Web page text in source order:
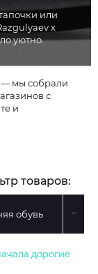
или
x
уютно.
мы собрали
с
и
товаров:
обувь
дорогие